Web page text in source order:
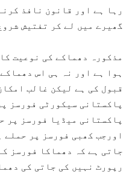
رہا ہے اور قانون نافذ
گھیرے میں لے کر تفتیش
مذکورہ دھماکے کی نوعیت
ہوا ہے اور نہ ہی اس
قبول کی ہے لیکن غالب
پاکستانی سیکورٹی فورسز
پاکستانی میڈیا فورسز پر
اورجب کھبی فورسز پر حملے
جاتی ہے کہ دھماکا فورسز
رپورٹ نہیں کی جاتی کی